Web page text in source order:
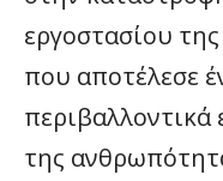
εργοστασίου
που αποτέλεσε
περιβαλλοντικά
της